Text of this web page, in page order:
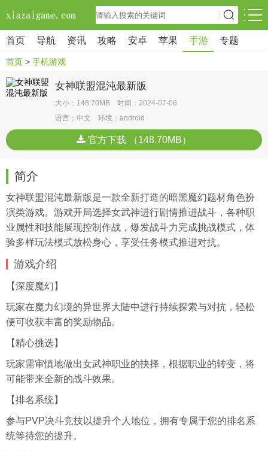
首页 导航 资讯 攻略 安卓 苹果 手游 专题
首页 > 手机游戏
女神联盟混沌最新版
大小：148.70MB 时间：2024-07-06
语言：中文 环境：android
官方下载 （148.70MB）
简介
女神联盟混沌最新版是一款全新打造的暗黑魔幻题材角色扮
演类游戏。游戏开局选择女武神进行剧情推进战斗，各种职
业属性和技能展现控制作战，爆发战斗力完成挑战模式，体
验多样玩法模式放松身心，享受任务模式推进对抗。
游戏介绍
【深度魔幻】
玩家在魔力幻境的异世界大陆中进行持续探索与对抗，轻松
便可收获丰富的奖励物品。
【精心挑选】
玩家需审慎地做出女武神职业的抉择，根据职业的转变，将
可能带来全新的战斗效果。
【排名系统】
参与PVP决斗竞技以提升个人地位，拥有专属于您的排名系
统等待您的提升。